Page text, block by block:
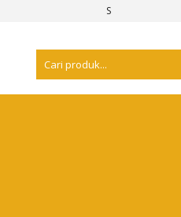
Selamat Datang Di